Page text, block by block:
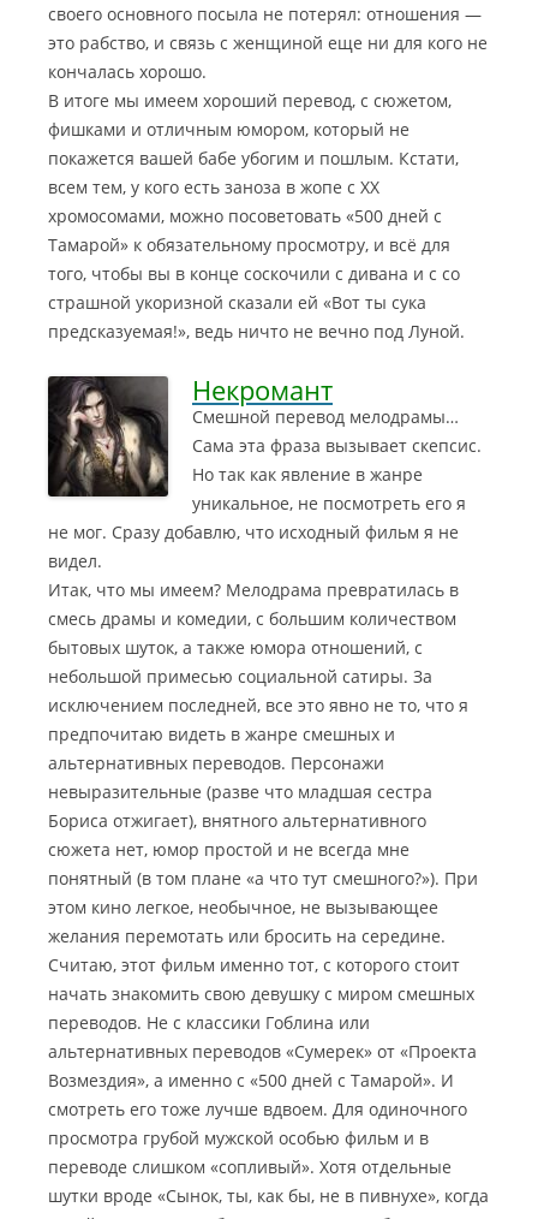
своего основного посыла не потерял: отношения —
это рабство, и связь с женщиной еще ни для кого не
кончалась хорошо.
В итоге мы имеем хороший перевод, с сюжетом,
фишками и отличным юмором, который не
покажется вашей бабе убогим и пошлым. Кстати,
всем тем, у кого есть заноза в жопе с ХХ
хромосомами, можно посоветовать «500 дней с
Тамарой» к обязательному просмотру, и всё для
того, чтобы вы в конце соскочили с дивана и с со
страшной укоризной сказали ей «Вот ты сука
предсказуемая!», ведь ничто не вечно под Луной.
Некромант
Смешной перевод мелодрамы…
Сама эта фраза вызывает скепсис.
Но так как явление в жанре
уникальное, не посмотреть его я
не мог. Сразу добавлю, что исходный фильм я не
видел.
Итак, что мы имеем? Мелодрама превратилась в
смесь драмы и комедии, с большим количеством
бытовых шуток, а также юмора отношений, с
небольшой примесью социальной сатиры. За
исключением последней, все это явно не то, что я
предпочитаю видеть в жанре смешных и
альтернативных переводов. Персонажи
невыразительные (разве что младшая сестра
Бориса отжигает), внятного альтернативного
сюжета нет, юмор простой и не всегда мне
понятный (в том плане «а что тут смешного?»). При
этом кино легкое, необычное, не вызывающее
желания перемотать или бросить на середине.
Считаю, этот фильм именно тот, с которого стоит
начать знакомить свою девушку с миром смешных
переводов. Не с классики Гоблина или
альтернативных переводов «Сумерек» от «Проекта
Возмездия», а именно с «500 дней с Тамарой». И
смотреть его тоже лучше вдвоем. Для одиночного
просмотра грубой мужской особью фильм и в
переводе слишком «сопливый». Хотя отдельные
шутки вроде «Сынок, ты, как бы, не в пивнухе», когда